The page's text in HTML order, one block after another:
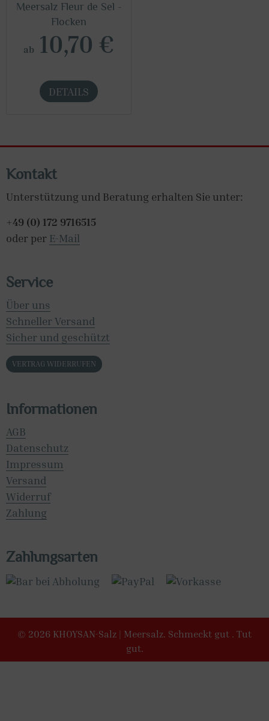
Meersalz Fleur de Sel -
Flocken
ab 10,70 €
DETAILS
Kontakt
Unterstützung und Beratung erhalten Sie unter:
+49 (0) 172 9716515
oder per E-Mail
Service
Über uns
Schneller Versand
Sicher und geschützt
VERTRAG WIDERRUFEN
Informationen
AGB
Datenschutz
Impressum
Versand
Widerruf
Zahlung
Zahlungsarten
© 2026 KHOYSAN-Salz | Meersalz. Schmeckt gut . Tut
gut.